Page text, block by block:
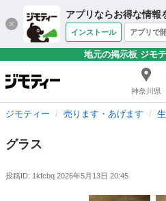
アプリならお得な情報
インストール アプリで
地元の掲示板 ジモ
神奈川県
ジモティー 売ります・あげます
グラス
投稿ID: 1kfcbq 2026年5月13日 20:45